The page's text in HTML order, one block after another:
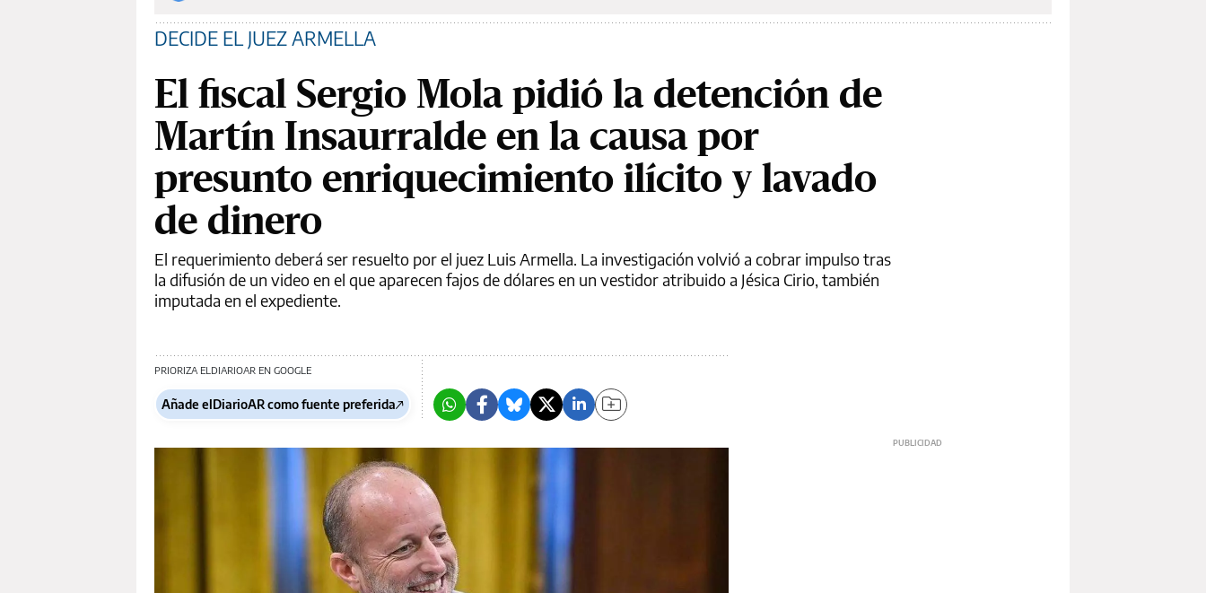
DECIDE EL JUEZ ARMELLA
El fiscal Sergio Mola pidió la detención de
Martín Insaurralde en la causa por
presunto enriquecimiento ilícito y lavado
de dinero
El requerimiento deberá ser resuelto por el juez Luis Armella. La investigación volvió a cobrar impulso tras
la difusión de un video en el que aparecen fajos de dólares en un vestidor atribuido a Jésica Cirio, también
imputada en el expediente.
PRIORIZA ELDIARIOAR EN GOOGLE
Añade elDiarioAR como fuente preferida